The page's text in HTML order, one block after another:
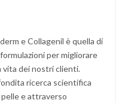
e Collagenil è quella di
per migliorare
vita dei nostri clienti.
ricerca scientifica
e attraverso